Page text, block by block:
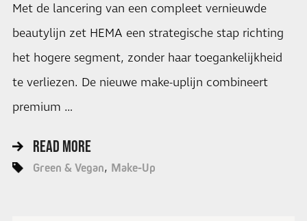
Met de lancering van een compleet vernieuwde
beautylijn zet HEMA een strategische stap richting
het hogere segment, zonder haar toegankelijkheid
te verliezen. De nieuwe make-uplijn combineert
premium …
READ MORE
Green & Vegan Make-Up